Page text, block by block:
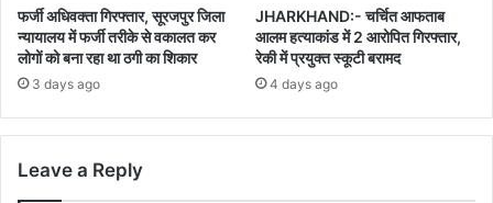
फर्जी अधिवक्ता गिरफ्तार, सूरजपुर जिला
न्यायालय में फर्जी तरीके से वकालत कर
लोगों को बना रहा था ठगी का शिकार
3 days ago
JHARKHAND:- चर्चित आफताब
आलम हत्याकांड में 2 आरोपित गिरफ्तार,
रेकी में प्रयुक्त स्कूटी बरामद
4 days ago
Leave a Reply